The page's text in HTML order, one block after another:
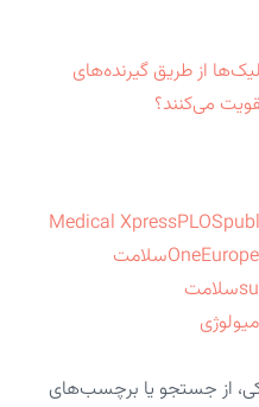
از طریق گیرنده‌های
می‌کنند؟
Medical XpressPLOS
Oneسلامت
سلامت
از جستجو یا برچسب‌های